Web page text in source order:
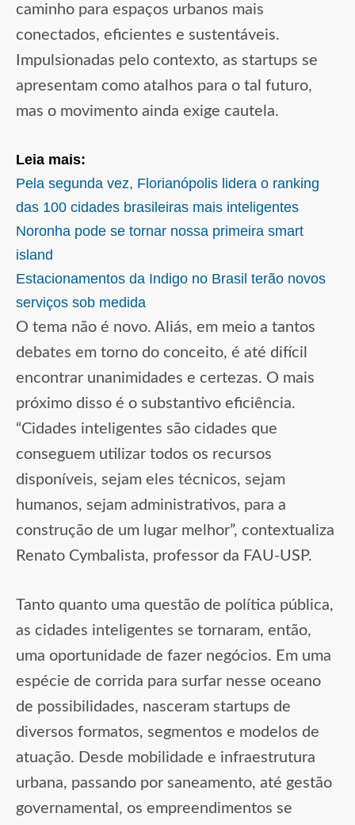
caminho para espaços urbanos mais
conectados, eficientes e sustentáveis.
Impulsionadas pelo contexto, as startups se
apresentam como atalhos para o tal futuro,
mas o movimento ainda exige cautela.
Leia mais:
Pela segunda vez, Florianópolis lidera o ranking
das 100 cidades brasileiras mais inteligentes
Noronha pode se tornar nossa primeira smart
island
Estacionamentos da Indigo no Brasil terão novos
serviços sob medida
O tema não é novo. Aliás, em meio a tantos
debates em torno do conceito, é até difícil
encontrar unanimidades e certezas. O mais
próximo disso é o substantivo eficiência.
“Cidades inteligentes são cidades que
conseguem utilizar todos os recursos
disponíveis, sejam eles técnicos, sejam
humanos, sejam administrativos, para a
construção de um lugar melhor”, contextualiza
Renato Cymbalista, professor da FAU-USP.
Tanto quanto uma questão de política pública,
as cidades inteligentes se tornaram, então,
uma oportunidade de fazer negócios. Em uma
espécie de corrida para surfar nesse oceano
de possibilidades, nasceram startups de
diversos formatos, segmentos e modelos de
atuação. Desde mobilidade e infraestrutura
urbana, passando por saneamento, até gestão
governamental, os empreendimentos se